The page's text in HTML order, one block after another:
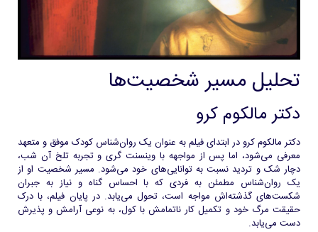
تحلیل مسیر شخصیت‌ها
دکتر مالکوم کرو
دکتر مالکوم کرو در ابتدای فیلم به عنوان یک روان‌شناس کودک موفق و متعهد
معرفی می‌شود، اما پس از مواجهه با وینسنت گری و تجربه تلخ آن شب،
دچار شک و تردید نسبت به توانایی‌های خود می‌شود. مسیر شخصیت او از
یک روان‌شناس مطمئن به فردی که با احساس گناه و نیاز به جبران
شکست‌های گذشته‌اش مواجه است، تحول می‌یابد. در پایان فیلم، با درک
حقیقت مرگ خود و تکمیل کار ناتمامش با کول، به نوعی آرامش و پذیرش
دست می‌یابد.